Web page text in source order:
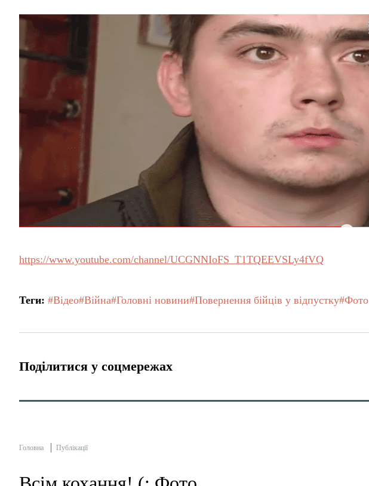
https://www.youtube.com/channel/UCGNNIoFS_T1TQEEVSLy4fVQ
Теги: #Відео#Війна#Головні новини#Повернення бійців у відпустку#Фото
Поділитися у соцмережах
Головна Публікації